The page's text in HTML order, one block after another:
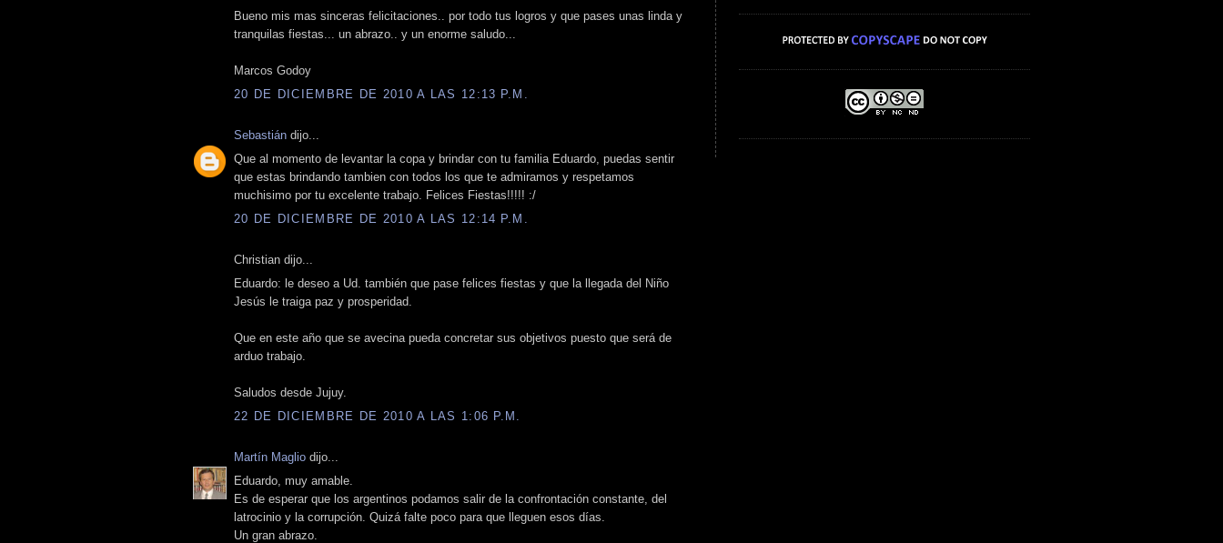
Bueno mis mas sinceras felicitaciones.. por todo tus logros y que pases unas linda y
tranquilas fiestas... un abrazo.. y un enorme saludo...
Marcos Godoy
20 DE DICIEMBRE DE 2010 A LAS 12:13 P.M.
Sebastián dijo...
Que al momento de levantar la copa y brindar con tu familia Eduardo, puedas sentir
que estas brindando tambien con todos los que te admiramos y respetamos
muchisimo por tu excelente trabajo. Felices Fiestas!!!!! :/
20 DE DICIEMBRE DE 2010 A LAS 12:14 P.M.
Christian dijo...
Eduardo: le deseo a Ud. también que pase felices fiestas y que la llegada del Niño
Jesús le traiga paz y prosperidad.
Que en este año que se avecina pueda concretar sus objetivos puesto que será de
arduo trabajo.
Saludos desde Jujuy.
22 DE DICIEMBRE DE 2010 A LAS 1:06 P.M.
Martín Maglio dijo...
Eduardo, muy amable.
Es de esperar que los argentinos podamos salir de la confrontación constante, del
latrocinio y la corrupción. Quizá falte poco para que lleguen esos días.
Un gran abrazo.